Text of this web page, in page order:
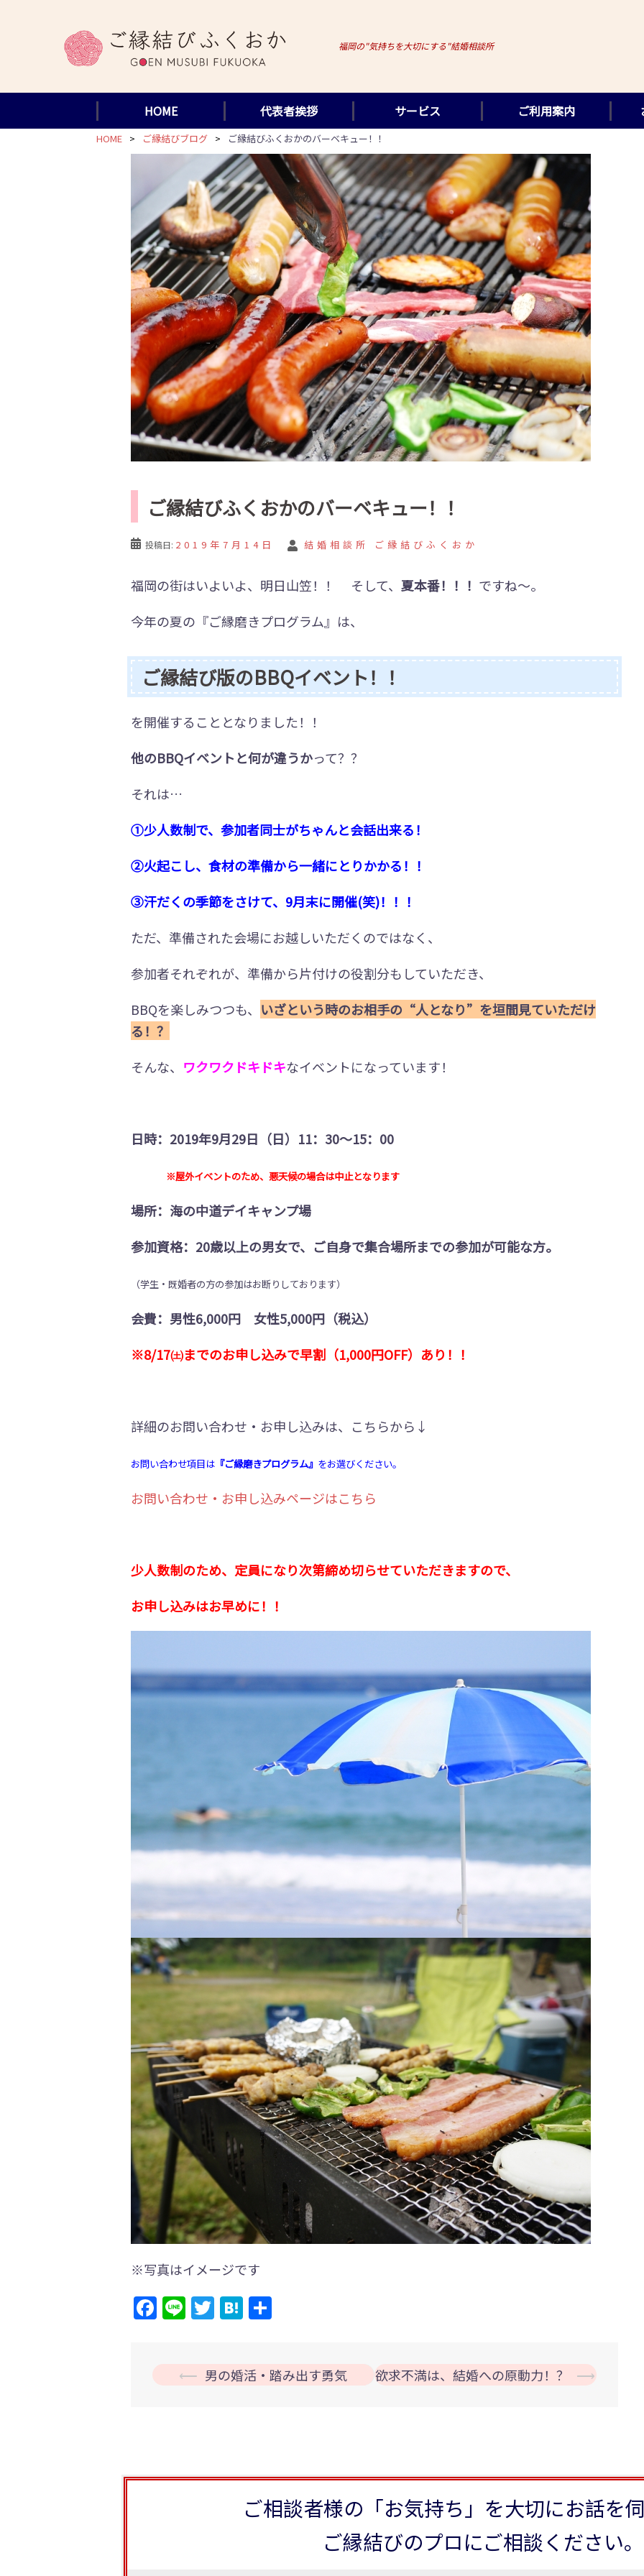
ツ
福岡の"気持ちを大切にする"結婚相談所
HOME 代表者挨拶 サービス ご利用案内
HOME ご縁結びブログ ご縁結びふくおかのバーベキュー！！
ご縁結びふくおかのバーベキュー！！
投稿日: 2019年7月14日 結婚相談所 ご縁結びふくおか
福岡の街はいよいよ、明日山笠！！ そして、 夏本番！！！ ですね～。
今年の夏の『ご縁磨きプログラム』は、
ご縁結び版のBBQイベント！！
を開催することとなりました！！
他のBBQイベントと何が違うかって？？
それは…
①少人数制で、参加者同士がちゃんと会話出来る！
②火起こし、食材の準備から一緒にとりかかる！！
③汗だくの季節をさけて、9月末に開催(笑)！！！
ただ、準備された会場にお越しいただくのではなく、
参加者それぞれが、準備から片付けの役割分もしていただき、
BBQを楽しみつつも、 いざという時のお相手の“人となり”を垣間見ていただけ
る！？
そんな、 ワクワクドキドキなイベントになっています！
日時：2019年9月29日（日）11：30～15：00
※屋外イベントのため、悪天候の場合は中止となります
場所：海の中道デイキャンプ場
参加資格：20歳以上の男女で、ご自身で集合場所までの参加が可能な方。
（学生・既婚者の方の参加はお断りしております）
会費：男性6,000円 女性5,000円（税込）
※8/17㈯までのお申し込みで早割（1,000円OFF）あり！！
詳細のお問い合わせ・お申し込みは、こちらから↓
お問い合わせ項目は 『ご縁磨きプログラム』 をお選びください。
お問い合わせ・お申し込みページはこちら
少人数制のため、定員になり次第締め切らせていただきますので、
お申し込みはお早めに！！
※写真はイメージです
Facebook
LineTwitterHatena
ゲ
⟵ 男の婚活・踏み出す勇気 欲求不満は、結婚への原動力！？ ⟶
ご相談者様の「お気持ち」を大切にお話を
ご縁結びのプロにご相談ください。